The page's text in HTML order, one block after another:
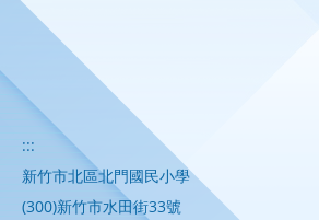
:::
新竹市北區北門國民小學
(300)新竹市水田街33號